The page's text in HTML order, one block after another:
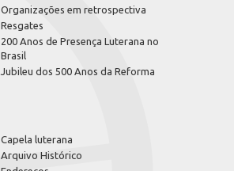
Organizações em retrospectiva
Resgates
200 Anos de Presença Luterana no
Brasil
Jubileu dos 500 Anos da Reforma
Capela luterana
Arquivo Histórico